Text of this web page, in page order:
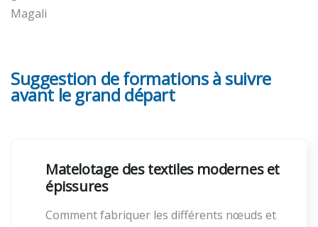
Magali
Suggestion de formations à suivre
avant le grand départ
Matelotage des textiles modernes et
épissures
Comment fabriquer les différents nœuds et